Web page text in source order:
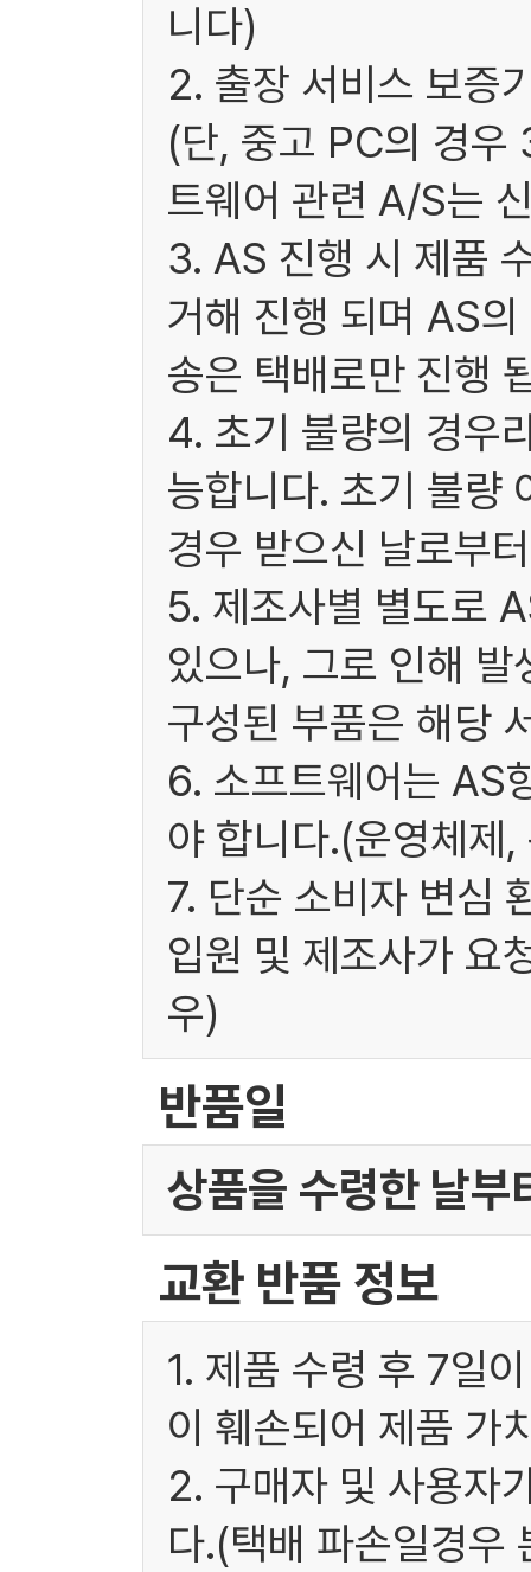
니다)
2. 출장 서비스 보증
(단, 중고 PC의 경우
트웨어 관련 A/S는
3. AS 진행 시 제품
거해 진행 되며 AS
송은 택배로만 진행
4. 초기 불량의 경우
능합니다. 초기 불량
경우 받으신 날로부
5. 제조사별 별도로
있으나, 그로 인해
구성된 부품은 해당
6. 소프트웨어는 AS
야 합니다.(운영체제
7. 단순 소비자 변심
입원 및 제조사가 요
우)
반품일
상품을 수령한 날부
교환 반품 정보
1. 제품 수령 후 7일
이 훼손되어 제품 가
2. 구매자 및 사용자
다.(택배 파손일경우